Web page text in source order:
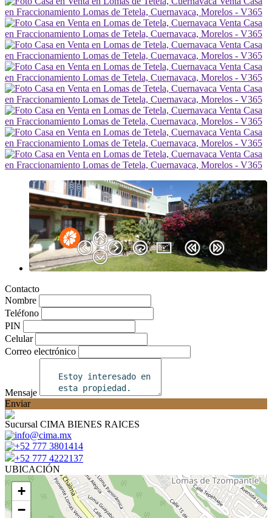
Contacto
Nombre
Teléfono
PIN
Celular
Correo electrónico
Mensaje
Enviar
Sucursal CIMA BIENES RAICES
info@cima.mx
+52 777 3801414
+52 777 4222137
UBICACIÓN
+
−